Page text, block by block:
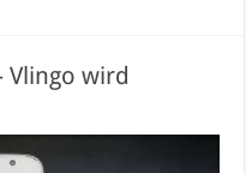
Vlingo wird